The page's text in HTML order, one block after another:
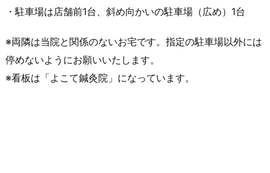
・駐車場は店舗前1台、斜め向かいの駐車場（広め）1台
※両隣は当院と関係のないお宅です。指定の駐車場以外には
停めないようにお願いいたします。
※看板は「よこて鍼灸院」になっています。